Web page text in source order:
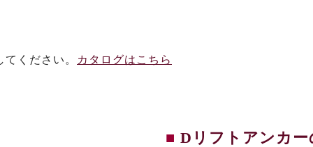
ください。 カタログはこちら
Dリフトアンカー